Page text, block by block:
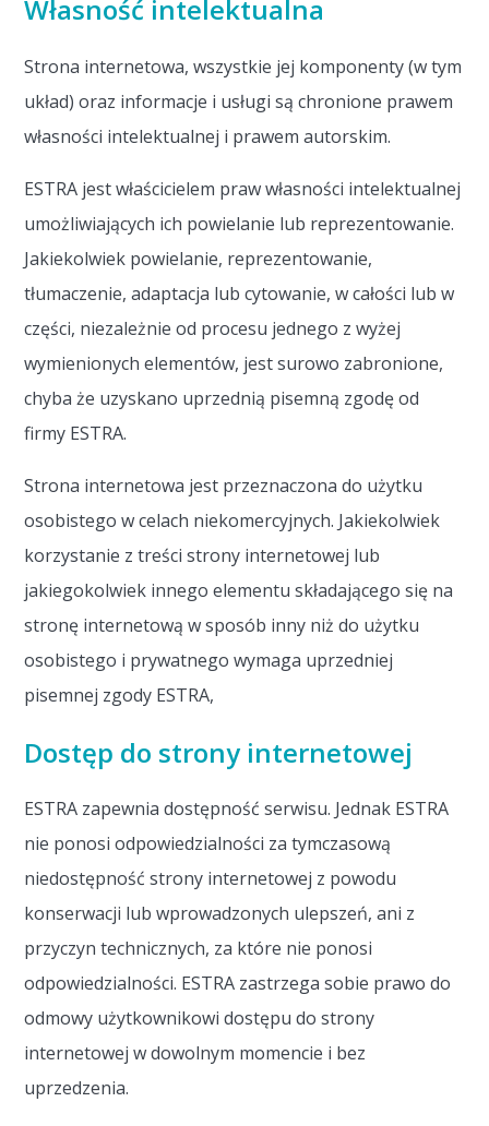
Własność intelektualna
Strona internetowa, wszystkie jej komponenty (w tym
układ) oraz informacje i usługi są chronione prawem
własności intelektualnej i prawem autorskim.
ESTRA jest właścicielem praw własności intelektualnej
umożliwiających ich powielanie lub reprezentowanie.
Jakiekolwiek powielanie, reprezentowanie,
tłumaczenie, adaptacja lub cytowanie, w całości lub w
części, niezależnie od procesu jednego z wyżej
wymienionych elementów, jest surowo zabronione,
chyba że uzyskano uprzednią pisemną zgodę od
firmy ESTRA.
Strona internetowa jest przeznaczona do użytku
osobistego w celach niekomercyjnych. Jakiekolwiek
korzystanie z treści strony internetowej lub
jakiegokolwiek innego elementu składającego się na
stronę internetową w sposób inny niż do użytku
osobistego i prywatnego wymaga uprzedniej
pisemnej zgody ESTRA,
Dostęp do strony internetowej
ESTRA zapewnia dostępność serwisu. Jednak ESTRA
nie ponosi odpowiedzialności za tymczasową
niedostępność strony internetowej z powodu
konserwacji lub wprowadzonych ulepszeń, ani z
przyczyn technicznych, za które nie ponosi
odpowiedzialności. ESTRA zastrzega sobie prawo do
odmowy użytkownikowi dostępu do strony
internetowej w dowolnym momencie i bez
uprzedzenia.